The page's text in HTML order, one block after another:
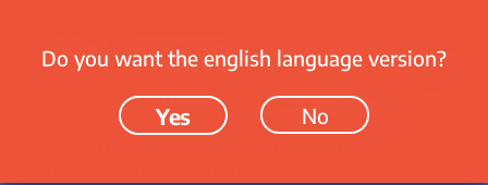
Do you want the english language version?
Yes No